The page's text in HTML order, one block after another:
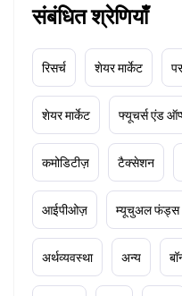
संबंधित श्रेणियाँ
रिसर्च शेयर मार्केट
शेयर मार्केट फ्यूचर्स एंड
कमोडिटीज़ टैक्सेशन
आईपीओज़ म्यूचुअल फंड्स
अर्थव्यवस्था अन्य